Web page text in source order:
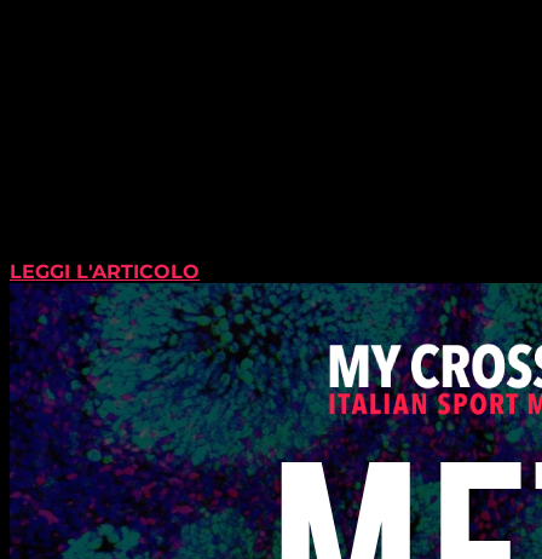
LEGGI L'ARTICOLO